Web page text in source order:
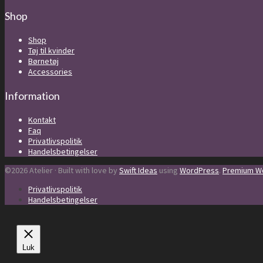
Shop
Shop
Tøj til kvinder
Børnetøj
Accessories
Information
Kontakt
Faq
Privatlivspolitik
Handelsbetingelser
©2026 Atelier · Built with love by Swift Ideas using WordPress. Premium
Privatlivspolitik
Handelsbetingelser
Luk